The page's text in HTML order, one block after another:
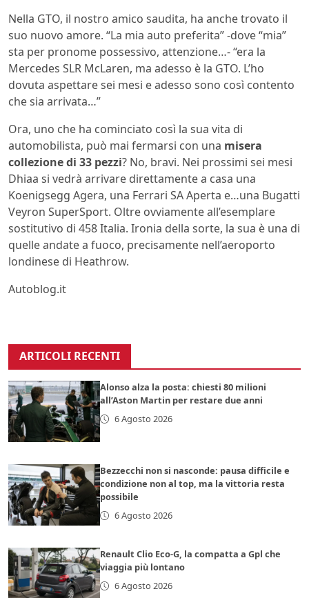
Nella GTO, il nostro amico saudita, ha anche trovato il
suo nuovo amore. “La mia auto preferita” -dove “mia”
sta per pronome possessivo, attenzione…- “era la
Mercedes SLR McLaren, ma adesso è la GTO. L’ho
dovuta aspettare sei mesi e adesso sono così contento
che sia arrivata…”
Ora, uno che ha cominciato così la sua vita di
automobilista, può mai fermarsi con una misera
collezione di 33 pezzi? No, bravi. Nei prossimi sei mesi
Dhiaa si vedrà arrivare direttamente a casa una
Koenigsegg Agera, una Ferrari SA Aperta e…una Bugatti
Veyron SuperSport. Oltre ovviamente all’esemplare
sostitutivo di 458 Italia. Ironia della sorte, la sua è una di
quelle andate a fuoco, precisamente nell’aeroporto
londinese di Heathrow.
Autoblog.it
ARTICOLI RECENTI
Alonso alza la posta: chiesti 80 milioni
all’Aston Martin per restare due anni
6 Agosto 2026
Bezzecchi non si nasconde: pausa difficile e
condizione non al top, ma la vittoria resta
possibile
6 Agosto 2026
Renault Clio Eco-G, la compatta a Gpl che
viaggia più lontano
6 Agosto 2026